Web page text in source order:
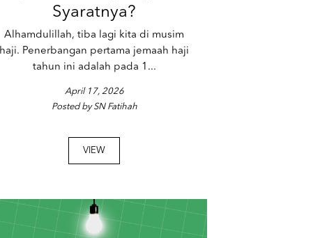
Syaratnya?
Alhamdulillah, tiba lagi kita di musim
haji. Penerbangan pertama jemaah haji
tahun ini adalah pada 1...
April 17, 2026
Posted by SN Fatihah
VIEW